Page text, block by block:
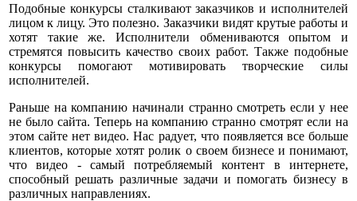
Подобные конкурсы сталкивают заказчиков и исполнителей
лицом к лицу. Это полезно. Заказчики видят крутые работы и
хотят такие же. Исполнители обмениваются опытом и
стремятся повысить качество своих работ. Также подобные
конкурсы помогают мотивировать творческие силы
исполнителей.
Раньше на компанию начинали странно смотреть если у нее
не было сайта. Теперь на компанию странно смотрят если на
этом сайте нет видео. Нас радует, что появляется все больше
клиентов, которые хотят ролик о своем бизнесе и понимают,
что видео - самый потребляемый контент в интернете,
способный решать различные задачи и помогать бизнесу в
различных направлениях.